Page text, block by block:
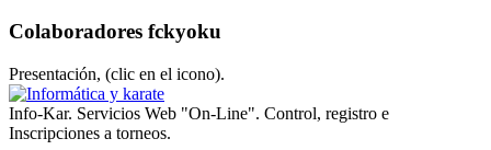
Colaboradores fckyoku
Presentación, (clic en el icono).
Info-Kar. Servicios Web "On-Line". Control, registro e
Inscripciones a torneos.